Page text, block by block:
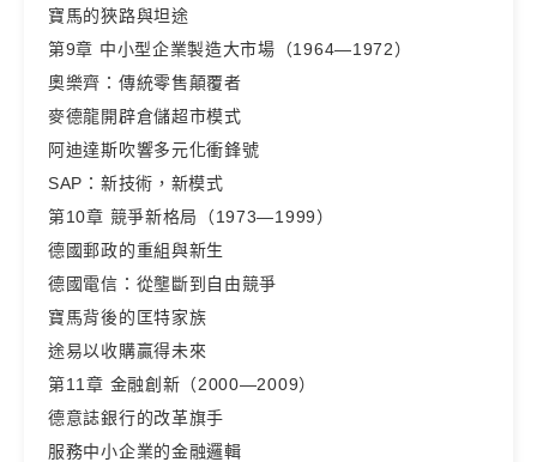
寶馬的狹路與坦途
第9章 中小型企業製造大市場（1964—1972）
奧樂齊：傳統零售顛覆者
麥德龍開辟倉儲超市模式
阿迪達斯吹響多元化衝鋒號
SAP：新技術，新模式
第10章 競爭新格局（1973—1999）
德國郵政的重組與新生
德國電信：從壟斷到自由競爭
寶馬背後的匡特家族
途易以收購贏得未來
第11章 金融創新（2000—2009）
德意誌銀行的改革旗手
服務中小企業的金融邏輯